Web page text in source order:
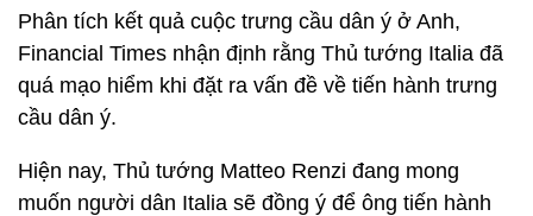
Phân tích kết quả cuộc trưng cầu dân ý ở Anh,
Financial Times nhận định rằng Thủ tướng Italia đã
quá mạo hiểm khi đặt ra vấn đề về tiến hành trưng
cầu dân ý.
Hiện nay, Thủ tướng Matteo Renzi đang mong
muốn người dân Italia sẽ đồng ý để ông tiến hành